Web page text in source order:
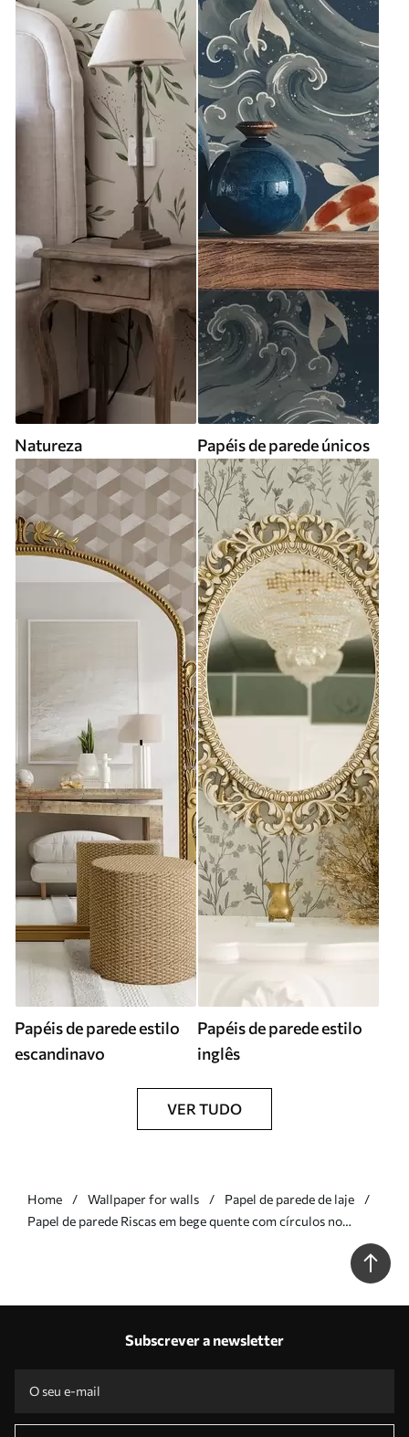
Natureza Papéis de parede únicos
Papéis de parede estilo
escandinavo
Papéis de parede estilo
inglês
VER TUDO
Home Wallpaper for walls
Papel de parede de laje
Papel de parede Riscas em bege quente com círculos no
Subscrever a newsletter